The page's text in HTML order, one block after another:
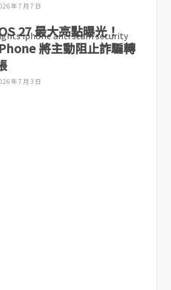
年 7 月 7 日
27 最大亮點曝光！
將主動阻止詐騙轉
年 7 月 3 日